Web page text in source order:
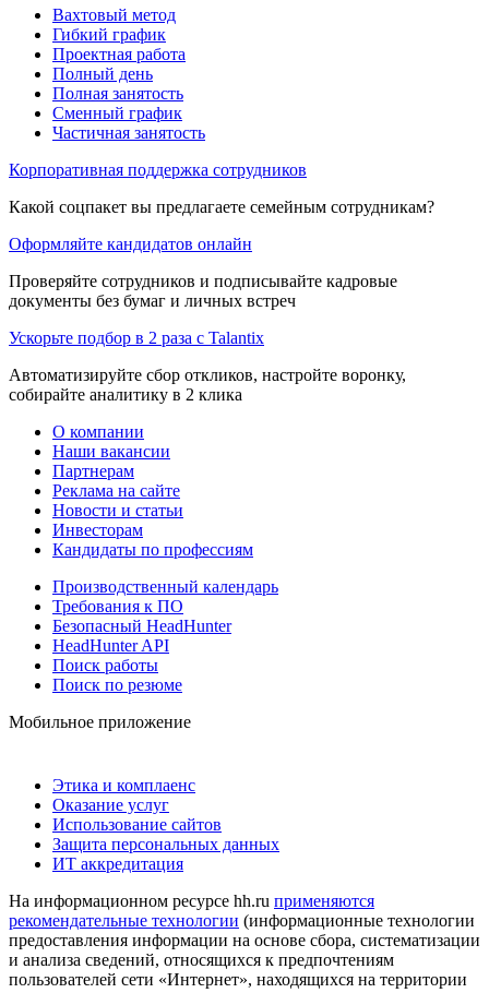
Вахтовый метод
Гибкий график
Проектная работа
Полный день
Полная занятость
Сменный график
Частичная занятость
Корпоративная поддержка сотрудников
Какой соцпакет вы предлагаете семейным сотрудникам?
Оформляйте кандидатов онлайн
Проверяйте сотрудников и подписывайте кадровые
документы без бумаг и личных встреч
Ускорьте подбор в 2 раза с Talantix
Автоматизируйте сбор откликов, настройте воронку,
собирайте аналитику в 2 клика
О компании
Наши вакансии
Партнерам
Реклама на сайте
Новости и статьи
Инвесторам
Кандидаты по профессиям
Производственный календарь
Требования к ПО
Безопасный HeadHunter
HeadHunter API
Поиск работы
Поиск по резюме
Мобильное приложение
Этика и комплаенс
Оказание услуг
Использование сайтов
Защита персональных данных
ИТ аккредитация
На информационном ресурсе hh.ru применяются
рекомендательные технологии (информационные технологии
предоставления информации на основе сбора, систематизации
и анализа сведений, относящихся к предпочтениям
пользователей сети «Интернет», находящихся на территории